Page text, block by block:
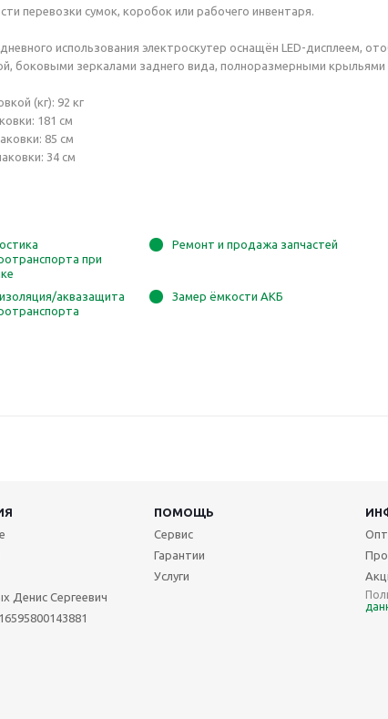
перевозки сумок, коробок или рабочего инвентаря.
использования электроскутер оснащён LED-дисплеем,
боковыми зеркалами заднего вида, полноразмерными
(кг): 92 кг
181 см
85 см
34 см
при
Ремонт и продажа запчастей
аквазащита
Замер ёмкости АКБ
ПОМОЩЬ
Денис Сергеевич
Сервис
Гарантии
Услуги